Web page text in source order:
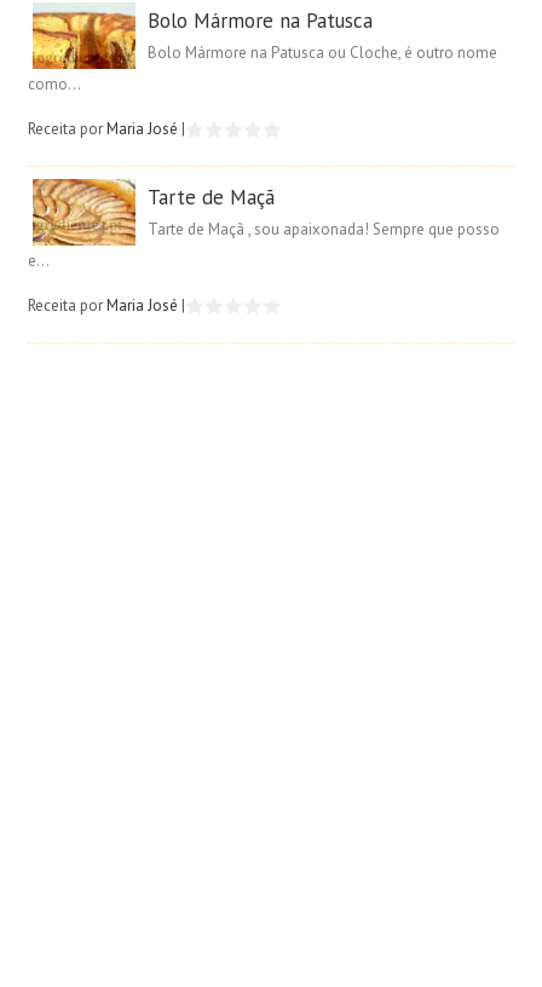
Bolo Mármore na Patusca
Bolo Mármore na Patusca ou Cloche, é outro nome
como...
Receita porMaria José |
Tarte de Maçã
Tarte de Maçã , sou apaixonada! Sempre que posso
e...
Receita porMaria José |